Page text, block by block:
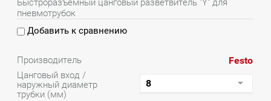
Быстроразъёмный цанговый разветвитель "Y" для
пневмотрубок
Добавить к сравнению
Производитель Festo
Цанговый вход /
наружный диаметр
трубки (мм)